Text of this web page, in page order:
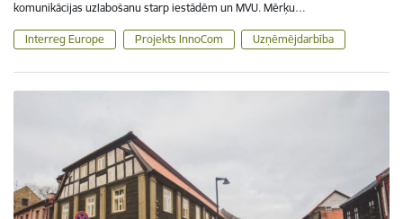
komunikācijas uzlabošanu starp iestādēm un MVU. Mērķu…
Interreg Europe Projekts InnoCom Uzņēmējdarbība